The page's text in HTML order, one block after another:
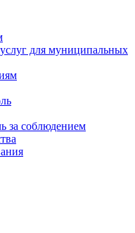
для муниципальных
за соблюдением